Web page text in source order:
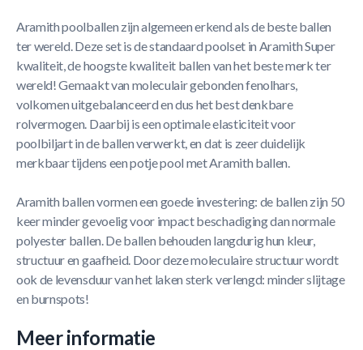
Aramith poolballen zijn algemeen erkend als de beste ballen
ter wereld. Deze set is de standaard poolset in Aramith Super
kwaliteit, de hoogste kwaliteit ballen van het beste merk ter
wereld! Gemaakt van moleculair gebonden fenolhars,
volkomen uitgebalanceerd en dus het best denkbare
rolvermogen. Daarbij is een optimale elasticiteit voor
poolbiljart in de ballen verwerkt, en dat is zeer duidelijk
merkbaar tijdens een potje pool met Aramith ballen.
Aramith ballen vormen een goede investering: de ballen zijn 50
keer minder gevoelig voor impact beschadiging dan normale
polyester ballen. De ballen behouden langdurig hun kleur,
structuur en gaafheid. Door deze moleculaire structuur wordt
ook de levensduur van het laken sterk verlengd: minder slijtage
en burnspots!
Meer informatie